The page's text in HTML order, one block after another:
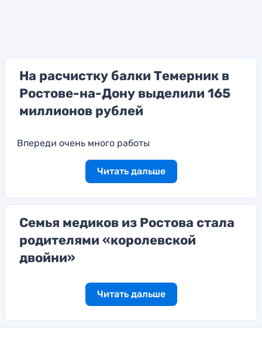
На расчистку балки Темерник в
Ростове-на-Дону выделили 165
миллионов рублей
Впереди очень много работы
Читать дальше
Семья медиков из Ростова стала
родителями «королевской
двойни»
Читать дальше